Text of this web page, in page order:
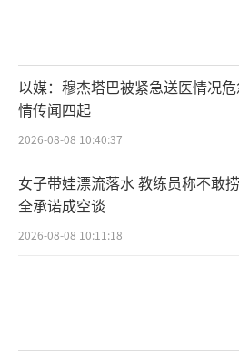
以媒：穆杰塔巴被紧急送医情况
情传闻四起
2026-08-08 10:40:37
女子带娃漂流落水 教练员称不敢
全承诺成空谈
2026-08-08 10:11:18